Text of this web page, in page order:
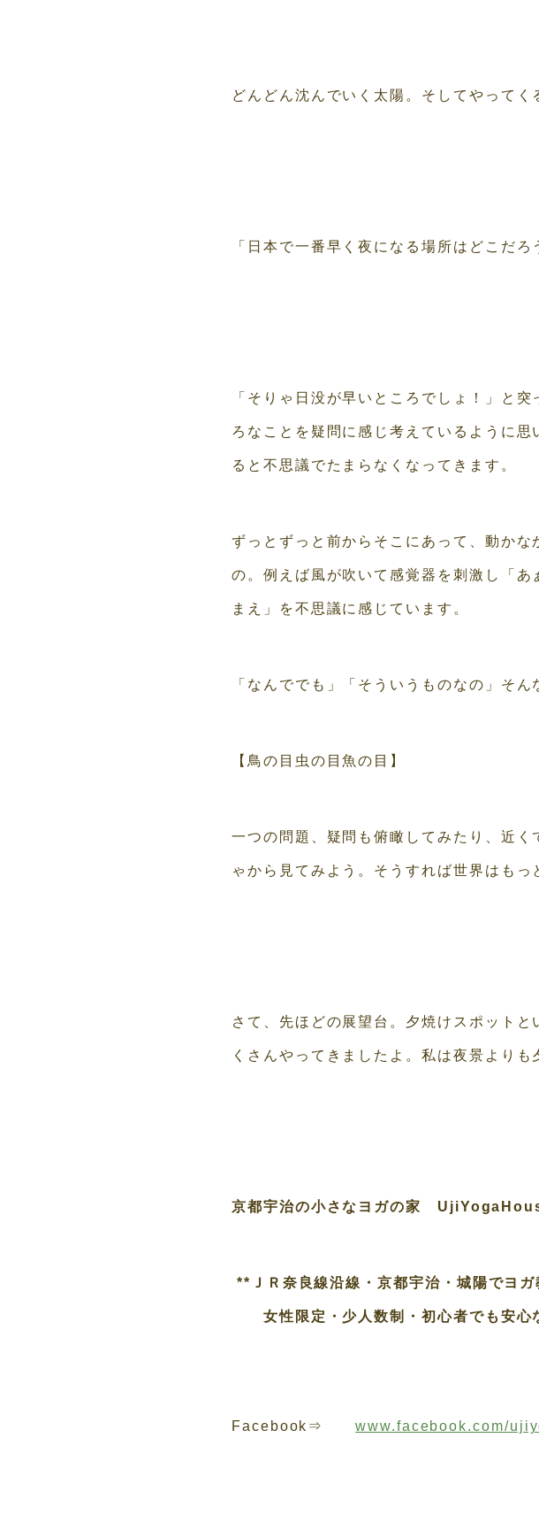
どんどん沈んでいく太陽。そしてやってく
「日本で一番早く夜になる場所はどこだろ
「そりゃ日没が早いところでしょ！」と
ろなことを疑問に感じ考えているように
ると不思議でたまらなくなってきます。
ずっとずっと前からそこにあって、動か
の。例えば風が吹いて感覚器を刺激し「
まえ」を不思議に感じています。
「なんででも」「そういうものなの」そ
【鳥の目虫の目魚の目】
一つの問題、疑問も俯瞰してみたり、近
ゃから見てみよう。そうすれば世界はもっ
さて、先ほどの展望台。夕焼けスポット
くさんやってきましたよ。私は夜景より
京都宇治の小さなヨガの家
**ＪＲ奈良線沿線・京都宇治・城陽でヨ
女性限定・少人数制・初心者でも安心
Facebook⇒www.facebook.com/